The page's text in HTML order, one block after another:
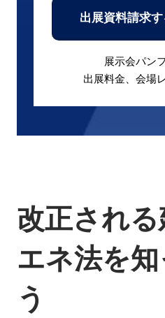
出展資料請求
展示会パン
出展料金、会場
改正され
エネ法を
う